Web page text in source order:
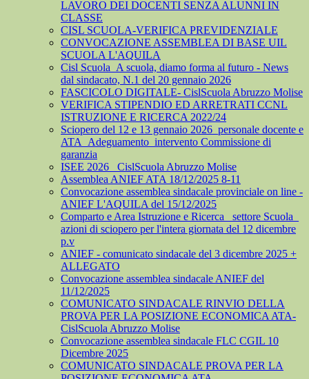
LAVORO DEI DOCENTI SENZA ALUNNI IN
CLASSE
CISL SCUOLA-VERIFICA PREVIDENZIALE
CONVOCAZIONE ASSEMBLEA DI BASE UIL
SCUOLA L'AQUILA
Cisl Scuola_A scuola, diamo forma al futuro - News
dal sindacato, N.1 del 20 gennaio 2026
FASCICOLO DIGITALE- CislScuola Abruzzo Molise
VERIFICA STIPENDIO ED ARRETRATI CCNL
ISTRUZIONE E RICERCA 2022/24
Sciopero del 12 e 13 gennaio 2026_personale docente e
ATA_Adeguamento_intervento Commissione di
garanzia
ISEE 2026_ CislScuola Abruzzo Molise
Assemblea ANIEF ATA 18/12/2025 8-11
Convocazione assemblea sindacale provinciale on line -
ANIEF L'AQUILA del 15/12/2025
Comparto e Area Istruzione e Ricerca_ settore Scuola_
azioni di sciopero per l'intera giornata del 12 dicembre
p.v
ANIEF - comunicato sindacale del 3 dicembre 2025 +
ALLEGATO
Convocazione assemblea sindacale ANIEF del
11/12/2025
COMUNICATO SINDACALE RINVIO DELLA
PROVA PER LA POSIZIONE ECONOMICA ATA-
CislScuola Abruzzo Molise
Convocazione assemblea sindacale FLC CGIL 10
Dicembre 2025
COMUNICATO SINDACALE PROVA PER LA